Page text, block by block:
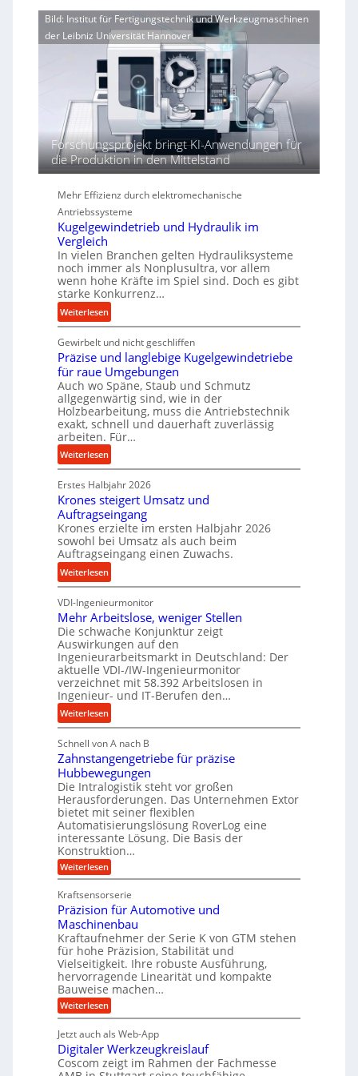
r
j
i
e
r
n
r
h
e
d
i
e
e
r
f
o
r
m
a
n
c
b
e
i
m
D
r
ü
c
k
p
r
o
z
e
s
s
Bild: Institut für Fertigungstechnik und Werkzeugmaschinen
der Leibniz Universität Hannover
Forschungsprojekt bringt KI-Anwendungen für
die Produktion in den Mittelstand
Mehr Effizienz durch elektromechanische
Antriebssysteme
Kugelgewindetrieb und Hydraulik im
Vergleich
In vielen Branchen gelten Hydrauliksysteme
noch immer als Nonplusultra, vor allem
wenn hohe Kräfte im Spiel sind. Doch es gibt
starke Konkurrenz…
Weiterlesen:
K
u
g
e
l
g
e
w
i
n
e
t
r
i
e
u
n
d
H
y
d
r
a
u
l
i
m
V
e
r
g
l
e
c
Gewirbelt und nicht geschliffen
Präzise und langlebige Kugelgewindetriebe
für raue Umgebungen
Auch wo Späne, Staub und Schmutz
allgegenwärtig sind, wie in der
Holzbearbeitung, muss die Antriebstechnik
exakt, schnell und dauerhaft zuverlässig
arbeiten. Für…
Weiterlesen:
P
r
ä
z
i
s
e
u
n
d
l
a
n
g
l
e
b
i
g
e
K
u
g
e
l
g
e
w
i
n
d
e
t
r
i
e
b
e
f
ü
Erstes Halbjahr 2026
Krones steigert Umsatz und
Auftragseingang
Krones erzielte im ersten Halbjahr 2026
sowohl bei Umsatz als auch beim
Auftragseingang einen Zuwachs.
Weiterlesen:
K
r
o
n
e
s
s
t
e
i
g
r
t
U
m
s
a
t
z
n
d
A
u
f
t
r
a
s
e
i
VDI-Ingenieurmonitor
Mehr Arbeitslose, weniger Stellen
Die schwache Konjunktur zeigt
Auswirkungen auf den
Ingenieurarbeitsmarkt in Deutschland: Der
aktuelle VDI-/IW-Ingenieurmonitor
verzeichnet mit 58.392 Arbeitslosen in
Ingenieur- und IT-Berufen den…
Weiterlesen:
M
e
h
r
A
r
b
e
i
t
s
l
o
s
e
,
w
e
n
i
g
e
r
Schnell von A nach B
Zahnstangengetriebe für präzise
Hubbewegungen
Die Intralogistik steht vor großen
Herausforderungen. Das Unternehmen Extor
bietet mit seiner flexiblen
Automatisierungslösung RoverLog eine
interessante Lösung. Die Basis der
Konstruktion…
Weiterlesen:
Z
h
n
s
t
a
n
g
e
n
g
e
t
r
i
e
b
Kraftsensorserie
Präzision für Automotive und
Maschinenbau
Kraftaufnehmer der Serie K von GTM stehen
für hohe Präzision, Stabilität und
Vielseitigkeit. Ihre robuste Ausführung,
hervorragende Linearität und kompakte
Bauweise machen…
Weiterlesen:
P
ä
z
i
s
Jetzt auch als Web-App
Digitaler Werkzeugkreislauf
Coscom zeigt im Rahmen der Fachmesse